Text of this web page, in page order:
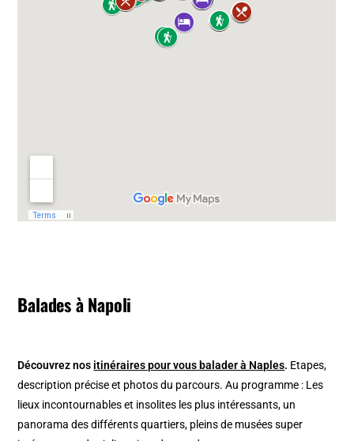
Balades à Napoli
Découvrez nos itinéraires pour vous balader à Naples. Etapes,
description précise et photos du parcours. Au programme : Les
lieux incontournables et insolites les plus intéressants, un
panorama des différents quartiers, pleins de musées super